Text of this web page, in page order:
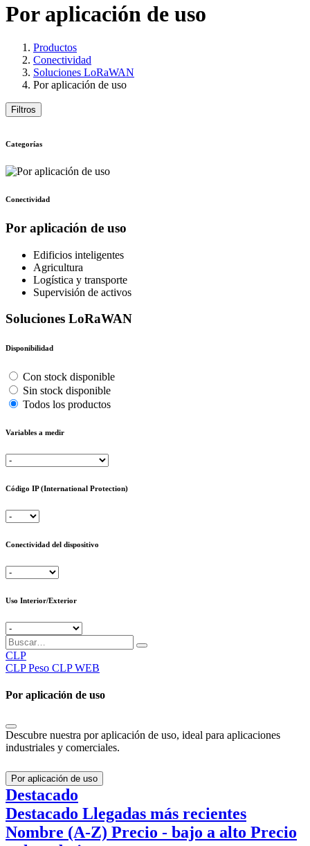
Por aplicación de uso
Productos
Conectividad
Soluciones LoRaWAN
Por aplicación de uso
Filtros
Categorías
Conectividad
Por aplicación de uso
Edificios inteligentes
Agricultura
Logística y transporte
Supervisión de activos
Soluciones LoRaWAN
Disponibilidad
Con stock disponible
Sin stock disponible
Todos los productos
Variables a medir
Código IP (International Protection)
Conectividad del dispositivo
Uso Interior/Exterior
CLP
CLP Peso CLP WEB
Por aplicación de uso
Descubre nuestra por aplicación de uso, ideal para aplicaciones
industriales y comerciales.
Por aplicación de uso
Destacado
Destacado Llegadas más recientes
Nombre (A-Z) Precio - bajo a alto Precio